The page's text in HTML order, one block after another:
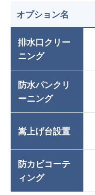
オプション名
排水口クリー
ニング
防水パンクリ
ーニング
嵩上げ台設置
防カビコーテ
ィング